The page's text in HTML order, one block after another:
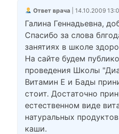
Ответ врача| 14.10.2009
Галина Геннадьевна,
Спасибо за слова
занятиях в школе
На сайте будем
проведения Школы
Витамин Е и Бады
стоит. Достаточно
естественном виде
натуральных
каши.